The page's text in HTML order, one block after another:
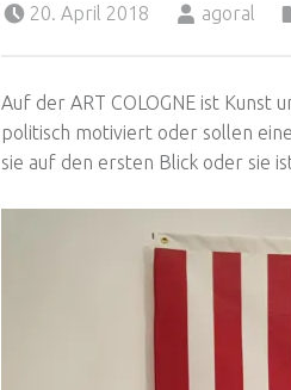
20. April 2018
agoral
Auf der ART COLOGNE ist Kunst
politisch motiviert oder sollen
sie auf den ersten Blick oder sie